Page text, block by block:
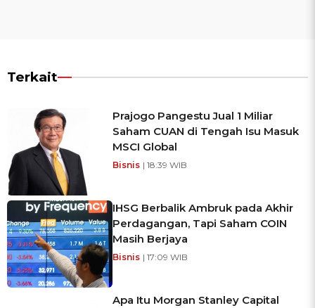
Terkait
Prajogo Pangestu Jual 1 Miliar
Saham CUAN di Tengah Isu Masuk
MSCI Global
Bisnis | 18:39 WIB
IHSG Berbalik Ambruk pada Akhir
Perdagangan, Tapi Saham COIN
Masih Berjaya
Bisnis | 17:09 WIB
Apa Itu Morgan Stanley Capital